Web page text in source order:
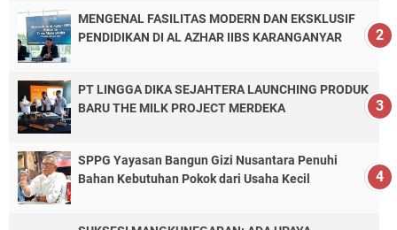
MENGENAL FASILITAS MODERN DAN EKSKLUSIF
PENDIDIKAN DI AL AZHAR IIBS KARANGANYAR
PT LINGGA DIKA SEJAHTERA LAUNCHING PRODUK
BARU THE MILK PROJECT MERDEKA
SPPG Yayasan Bangun Gizi Nusantara Penuhi
Bahan Kebutuhan Pokok dari Usaha Kecil